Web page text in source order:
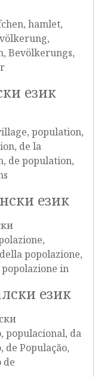
hamlet,
Bevölkerungs,
език
population,
de la
de population,
език
popolazione,
in
език
populacional, da
de População,
de